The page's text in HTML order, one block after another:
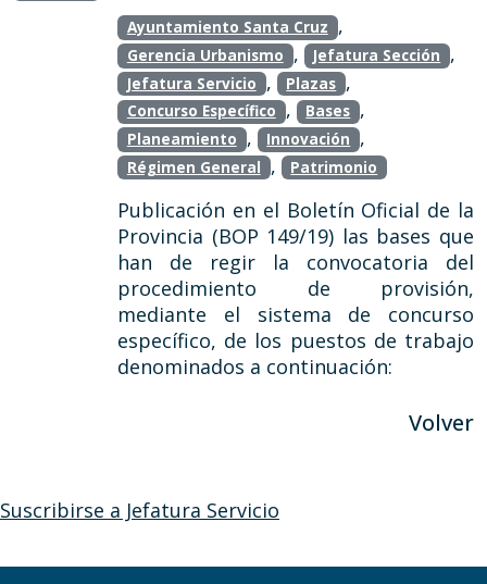
Ayuntamiento Santa Cruz ,
Gerencia Urbanismo , Jefatura Sección ,
Jefatura Servicio , Plazas ,
Concurso Específico , Bases ,
Planeamiento , Innovación ,
Régimen General , Patrimonio
Publicación en el Boletín Oficial de la
Provincia (BOP 149/19) las bases que
han de regir la convocatoria del
procedimiento de provisión,
mediante el sistema de concurso
específico, de los puestos de trabajo
denominados a continuación:
Volver
Suscribirse a Jefatura Servicio